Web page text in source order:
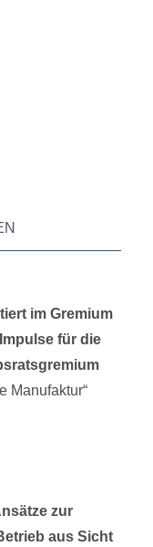
im Gremium
für die
Manufaktur“
zur
aus Sicht